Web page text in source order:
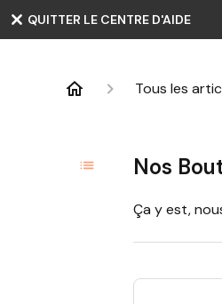
QUITTER LE CENTRE D'AIDE
Tous les
Nos
Ça y est,